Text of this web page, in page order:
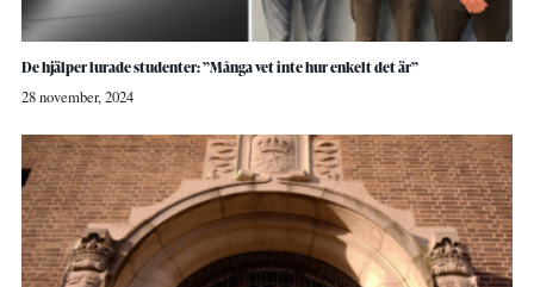
De hjälper lurade studenter: ”Många vet inte hur enkelt det är”
28 november, 2024